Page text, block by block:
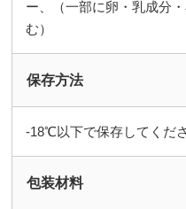
ー、（一部に卵・乳成分
む）
保存方法
-18℃以下で保存してくださ
包装材料